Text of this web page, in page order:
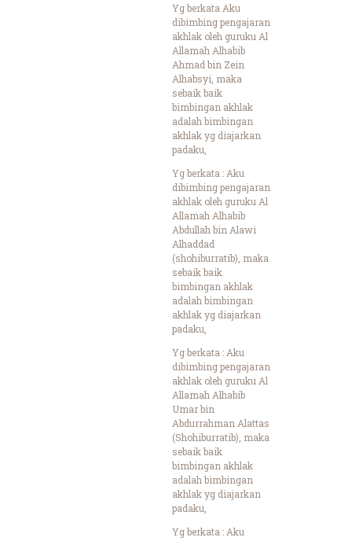
Yg berkata Aku
dibimbing pengajaran
akhlak oleh guruku Al
Allamah Alhabib
Ahmad bin Zein
Alhabsyi, maka
sebaik baik
bimbingan akhlak
adalah bimbingan
akhlak yg diajarkan
padaku,
Yg berkata : Aku
dibimbing pengajaran
akhlak oleh guruku Al
Allamah Alhabib
Abdullah bin Alawi
Alhaddad
(shohiburratib), maka
sebaik baik
bimbingan akhlak
adalah bimbingan
akhlak yg diajarkan
padaku,
Yg berkata : Aku
dibimbing pengajaran
akhlak oleh guruku Al
Allamah Alhabib
Umar bin
Abdurrahman Alattas
(Shohiburratib), maka
sebaik baik
bimbingan akhlak
adalah bimbingan
akhlak yg diajarkan
padaku,
Yg berkata : Aku